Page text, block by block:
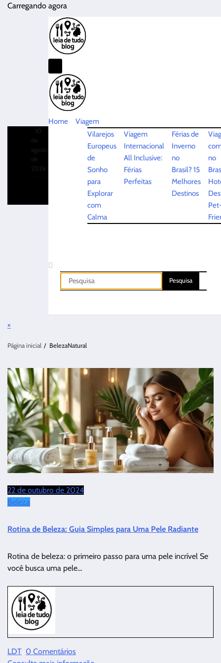
Pular
Carregando agora
10
de
agosto
de
2026
Home
Viagem
Vilarejos
Europeus
de
Sonho
para
Explorar
com
Calma
Viagem
Internacional
All Inclusive:
Férias
Perfeitas
Férias de
Inverno
no
Brasil? 15
Melhores
Destinos
no
×
Página inicial BelezaNatural
22 de outubro de 2024
Beleza
Rotina de Beleza: Guia Simples para Uma Pele Radiante
Rotina de beleza: o primeiro passo para uma pele incrível Se
você busca uma pele…
LDT 0 Comentários